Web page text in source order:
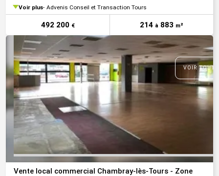
Voir plus Advenis Conseil et Transaction Tours
492 200 € 214 à 883 m²
VOIR
Vente local commercial Chambray-lès-Tours - Zone